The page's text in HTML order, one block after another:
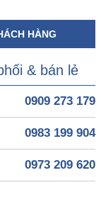
HÀNG
& bán lẻ
0909 273 179
0983 199 904
0973 209 620